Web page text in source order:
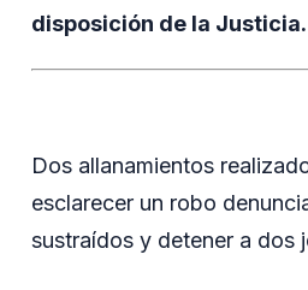
disposición de la Justicia.
Dos allanamientos
esclarecer un robo
sustraídos y detener a dos